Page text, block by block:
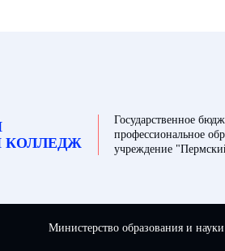
КОЛЛЕДЖ
Государственное
профессиональное
учреждение
Министерство образования и